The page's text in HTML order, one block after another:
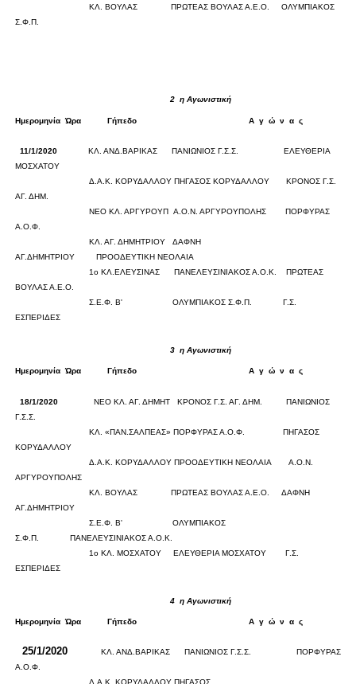
ΚΛ. ΒΟΥΛΑΣ
ΠΡΩΤΕΑΣ ΒΟΥΛΑΣ Α.Ε.Ο.
ΟΛΥΜΠΙΑΚΟΣ
Σ.Φ.Π.
2 η Αγωνιστική
Ημερομηνία Ώρα Γήπεδο Α γ ώ ν α ς
11/1/2020
ΚΛ. ΑΝΔ.ΒΑΡΙΚΑΣ ΠΑΝΙΩΝΙΟΣ Γ.Σ.Σ.
ΕΛΕΥΘΕΡΙΑ
ΜΟΣΧΑΤΟΥ
Δ.Α.Κ. ΚΟΡΥΔΑΛΛΟΥ ΠΗΓΑΣΟΣ ΚΟΡΥΔΑΛΛΟΥ
ΚΡΟΝΟΣ Γ.Σ.
ΑΓ. ΔΗΜ.
ΝΕΟ ΚΛ. ΑΡΓΥΡΟΥΠ Α.Ο.Ν. ΑΡΓΥΡΟΥΠΟΛΗΣ
ΠΟΡΦΥΡΑΣ
Α.Ο.Φ.
ΚΛ. ΑΓ. ΔΗΜΗΤΡΙΟΥ
ΔΑΦΝΗ
ΑΓ.ΔΗΜΗΤΡΙΟΥ
ΠΡΟΟΔΕΥΤΙΚΗ ΝΕΟΛΑΙΑ
1ο ΚΛ.ΕΛΕΥΣΙΝΑΣ
ΠΑΝΕΛΕΥΣΙΝΙΑΚΟΣ Α.Ο.Κ.
ΠΡΩΤΕΑΣ
ΒΟΥΛΑΣ Α.Ε.Ο.
Σ.Ε.Φ. Β'
ΟΛΥΜΠΙΑΚΟΣ Σ.Φ.Π.
Γ.Σ.
ΕΣΠΕΡΙΔΕΣ
3 η Αγωνιστική
Ημερομηνία Ώρα Γήπεδο Α γ ώ ν α ς
18/1/2020
ΝΕΟ ΚΛ. ΑΓ. ΔΗΜΗΤ ΚΡΟΝΟΣ Γ.Σ. ΑΓ. ΔΗΜ.
ΠΑΝΙΩΝΙΟΣ
Γ.Σ.Σ.
ΚΛ. «ΠΑΝ.ΣΑΛΠΕΑΣ» ΠΟΡΦΥΡΑΣ Α.Ο.Φ.
ΠΗΓΑΣΟΣ
ΚΟΡΥΔΑΛΛΟΥ
Δ.Α.Κ. ΚΟΡΥΔΑΛΛΟΥ ΠΡΟΟΔΕΥΤΙΚΗ ΝΕΟΛΑΙΑ
Α.Ο.Ν.
ΑΡΓΥΡΟΥΠΟΛΗΣ
ΚΛ. ΒΟΥΛΑΣ
ΠΡΩΤΕΑΣ ΒΟΥΛΑΣ Α.Ε.Ο.
ΔΑΦΝΗ
ΑΓ.ΔΗΜΗΤΡΙΟΥ
Σ.Ε.Φ. Β'
ΟΛΥΜΠΙΑΚΟΣ
Σ.Φ.Π.
ΠΑΝΕΛΕΥΣΙΝΙΑΚΟΣ Α.Ο.Κ.
1ο ΚΛ. ΜΟΣΧΑΤΟΥ
ΕΛΕΥΘΕΡΙΑ ΜΟΣΧΑΤΟΥ
Γ.Σ.
ΕΣΠΕΡΙΔΕΣ
4 η Αγωνιστική
Ημερομηνία Ώρα Γήπεδο Α γ ώ ν α ς
25/1/2020 ΚΛ. ΑΝΔ.ΒΑΡΙΚΑΣ ΠΑΝΙΩΝΙΟΣ Γ.Σ.Σ.
ΠΟΡΦΥΡΑΣ
Α.Ο.Φ.